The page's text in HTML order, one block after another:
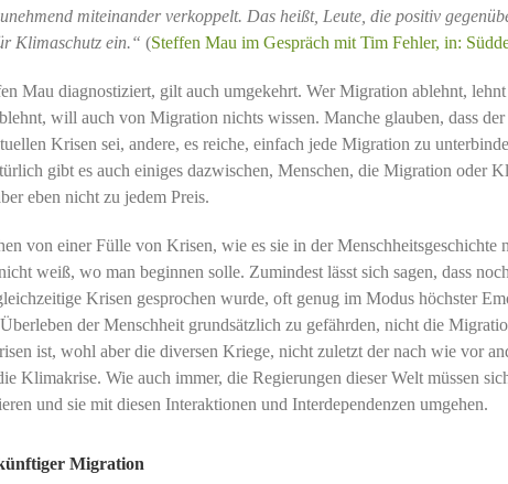
miteinander verkoppelt. Das heißt, Leute, die positiv
Klimaschutz ein.“ (Steffen Mau im Gespräch mit Tim Fehler, in:
Mau diagnostiziert, gilt auch umgekehrt. Wer Migration ablehnt,
will auch von Migration nichts wissen. Manche glauben, dass
Krisen sei, andere, es reiche, einfach jede Migration zu
gibt es auch einiges dazwischen, Menschen, die Migration oder
eben nicht zu jedem Preis.
von einer Fülle von Krisen, wie es sie in der Menschheitsgeschichte
weiß, wo man beginnen solle. Zumindest lässt sich sagen, dass
Krisen gesprochen wurde, oft genug im Modus höchster
der Menschheit grundsätzlich zu gefährden, nicht die
ist, wohl aber die diversen Kriege, nicht zuletzt der nach wie vor
Klimakrise. Wie auch immer, die Regierungen dieser Welt müssen
und sie mit diesen Interaktionen und Interdependenzen umgehen.
Migration